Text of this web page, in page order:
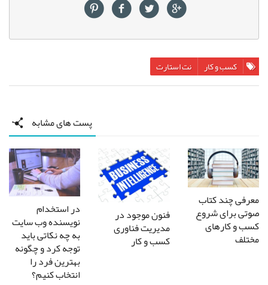
کسب و کار نت استارت
پست های مشابه
معرفی چند کتاب
صوتی برای شروع
کسب و کارهای
مختلف
فنون موجود در
مدیریت فناوری
کسب و کار
در استخدام
نویسنده وب سایت
به چه نکاتی باید
توجه کرد و چگونه
بهترین فرد را
انتخاب کنیم؟